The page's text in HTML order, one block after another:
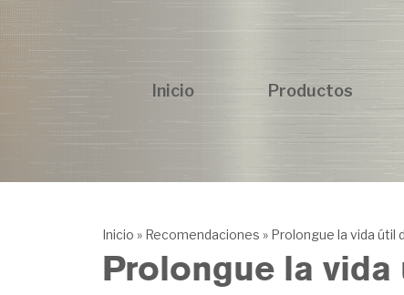
Inicio Productos
Inicio » Recomendaciones » Prolongue la vida útil
Prolongue la